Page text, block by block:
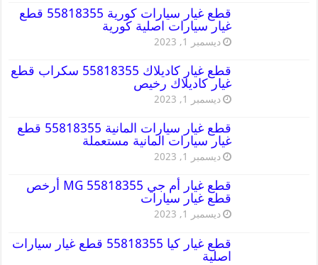
قطع غيار سيارات كورية 55818355 قطع
غيار سيارات اصلية كورية
ديسمبر 1, 2023
قطع غيار كاديلاك 55818355 سكراب قطع
غيار كاديلاك رخيص
ديسمبر 1, 2023
قطع غيار سيارات المانية 55818355 قطع
غيار سيارات المانية مستعملة
ديسمبر 1, 2023
قطع غيار أم جي MG 55818355 أرخص
قطع غيار سيارات
ديسمبر 1, 2023
قطع غيار كيا 55818355 قطع غيار سيارات
اصلية